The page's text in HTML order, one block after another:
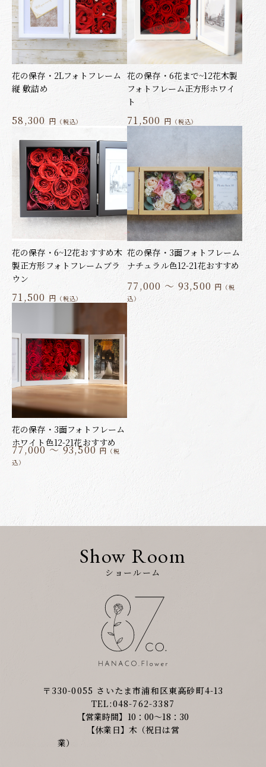
花の保存・2Lフォトフレーム
縦 敷詰め
58,300 円 （税込）
花の保存・6花まで~12花木製
フォトフレーム正方形ホワイ
ト
71,500 円 （税込）
花の保存・6~12花おすすめ木
製正方形フォトフレームブラ
ウン
71,500 円 （税込）
花の保存・3面フォトフレーム
ナチュラル色12-21花おすすめ
77,000 ～ 93,500 円 （税
込）
花の保存・3面フォトフレーム
ホワイト色12-21花おすすめ
77,000 ～ 93,500 円 （税
込）
Show Room
ショールーム
〒330-0055 さいたま市浦和区東高砂町4-13
TEL:048-762-3387
【営業時間】10：00～18：30
【休業日】木（祝日は営
業）